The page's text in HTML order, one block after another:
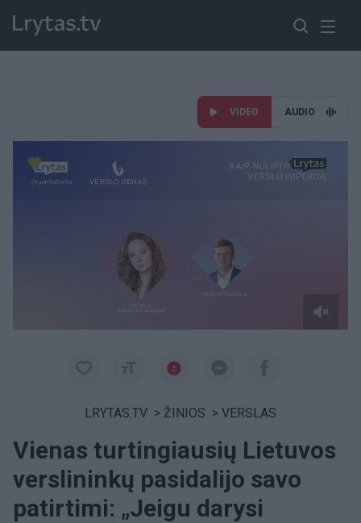
VIDEO AUDIO
Paremkite Ukrainą
LRYTAS.TV > ŽINIOS > VERSLAS
Vienas turtingiausių Lietuvos
verslininkų pasidalijo savo
patirtimi: „Jeigu darysi